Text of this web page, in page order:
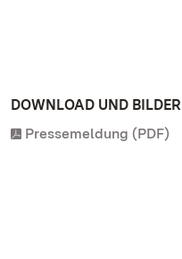
DOWNLOAD UND BILDER
Pressemeldung (PDF)